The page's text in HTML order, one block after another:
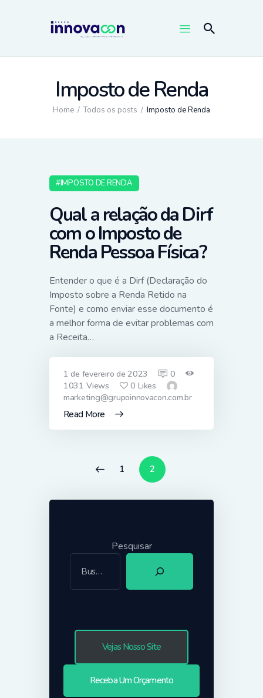
Imposto de Renda
Home Todos os posts Imposto de Renda
IMPOSTO DE RENDA
Qual a relação da Dirf
com o Imposto de
Renda Pessoa Física?
Entender o que é a Dirf (Declaração do
Imposto sobre a Renda Retido na
Fonte) e como enviar esse documento é
a melhor forma de evitar problemas com
a Receita…
Read More
1 de fevereiro de 2023
0
1031 Views 0 Likes
marketing@grupoinnovacon.com.br
Paginação
posts
PAGE
1 PAGE
2
Pesquisar
Vejas Nosso Site
Receba Um Orçamento